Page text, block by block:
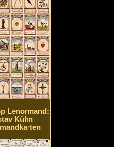
Lenormand:
Kühn